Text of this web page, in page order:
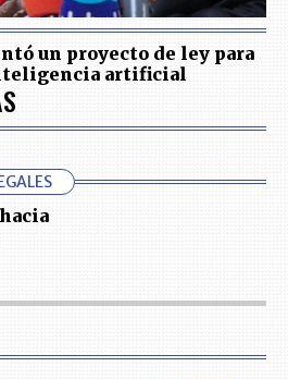
un proyecto de ley para
artificial